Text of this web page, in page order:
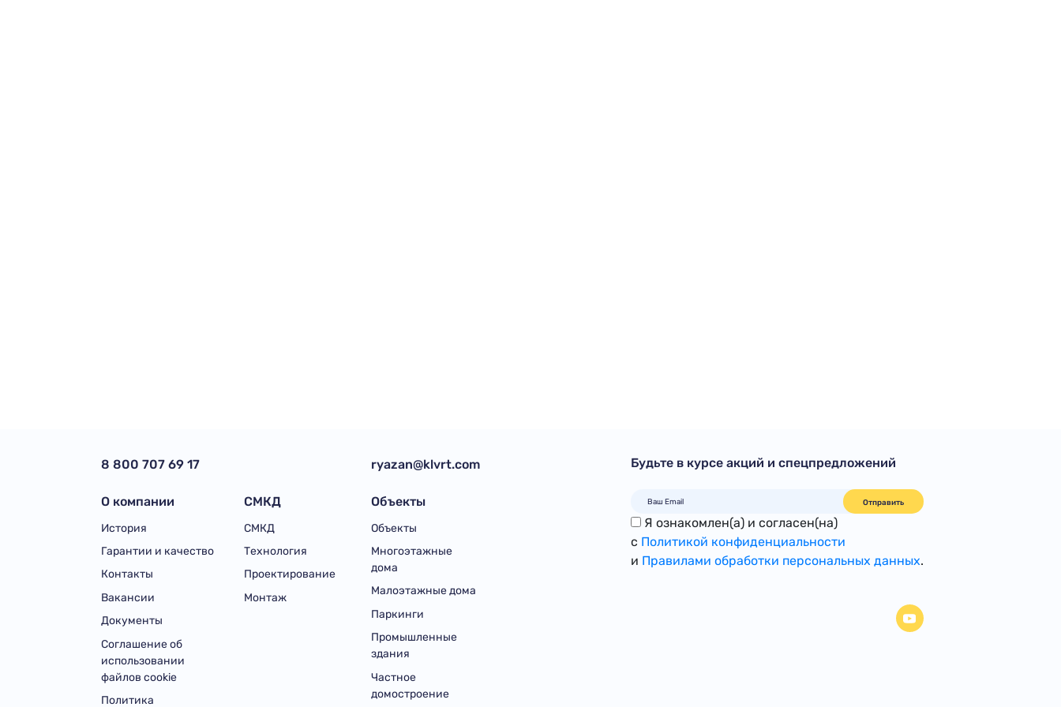
8 800 707 69 17
О компании
История
Гарантии и качество
Контакты
Вакансии
Документы
Соглашение об
использовании
файлов cookie
Политика
СМКД
СМКД
Технология
Проектирование
Монтаж
ryazan@klvrt.com
Объекты
Объекты
Многоэтажные
дома
Малоэтажные дома
Паркинги
Промышленные
здания
Частное
домостроение
Будьте в курсе акций и спецпредложений
Отправить
Я ознакомлен(а) и согласен(на)
с Политикой конфиденциальности
и Правилами обработки персональных данных.